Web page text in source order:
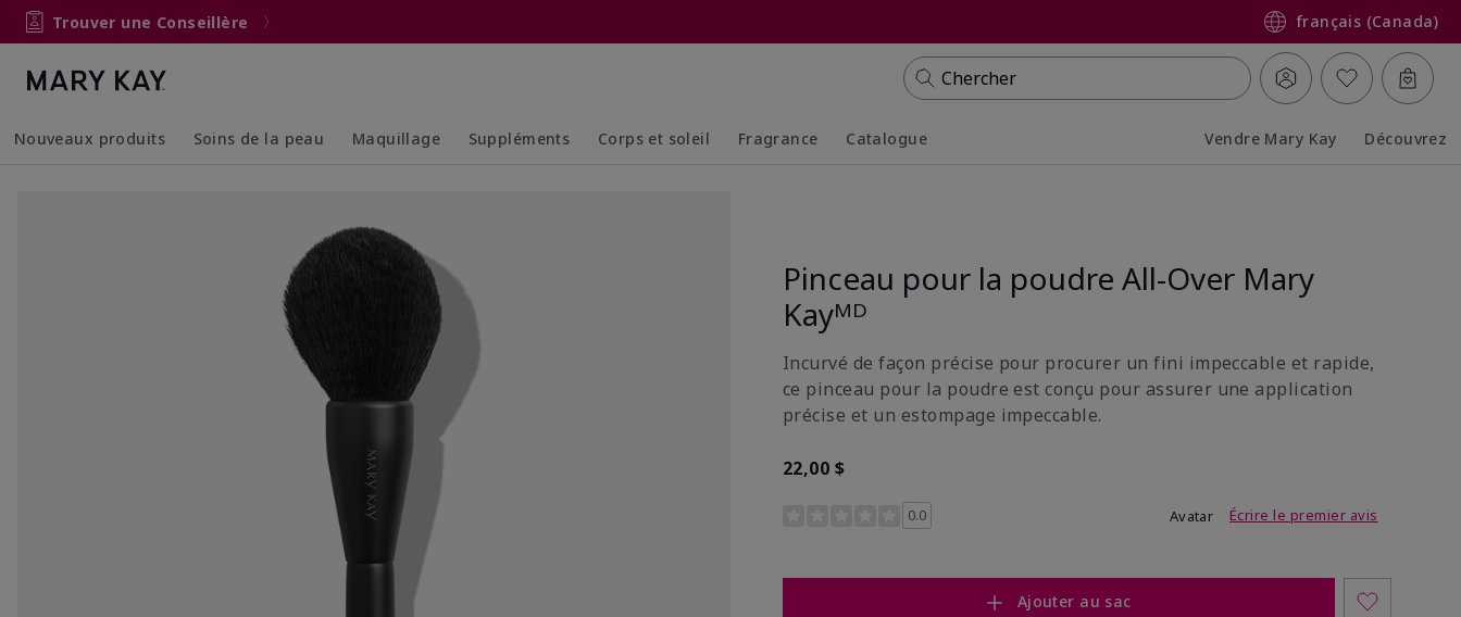
Trouver une Conseillère français (Canada)
Chercher
Nouveaux produits Soins de la peau Maquillage Suppléments Corps et soleil Fragrance Catalogue Vendre Mary Kay Découvrez
Pinceau pour la poudre All-Over Mary
Kayᴹᴰ
Incurvé de façon précise pour procurer un fini impeccable et rapide,
ce pinceau pour la poudre est conçu pour assurer une application
précise et un estompage impeccable.
22,00 $
Évaluation des clientes 5 sur 5
0.0 Avatar Écrire le premier avis
Ajouter au sac